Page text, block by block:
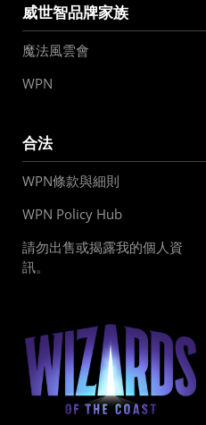
威世智品牌家族
魔法風雲會
WPN
合法
WPN條款與細則
WPN Policy Hub
請勿出售或揭露我的個人資
訊。